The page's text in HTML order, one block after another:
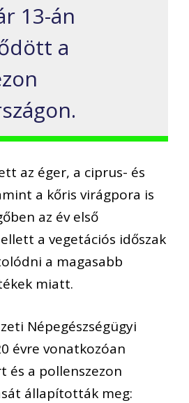
13-án
a
az éger, a ciprus- és
a kőris virágpora is
az év első
a vegetációs időszak
a magasabb
miatt.
Népegészségügyi
évre vonatkozóan
és a pollenszezon
állapították meg: